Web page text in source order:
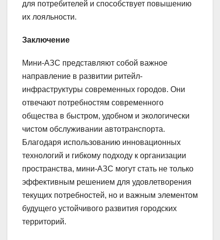
для потребителей и способствует повышению
их лояльности.
Заключение
Мини-АЗС представляют собой важное
направление в развитии ритейл-
инфраструктуры современных городов. Они
отвечают потребностям современного
общества в быстром, удобном и экологически
чистом обслуживании автотранспорта.
Благодаря использованию инновационных
технологий и гибкому подходу к организации
пространства, мини-АЗС могут стать не только
эффективным решением для удовлетворения
текущих потребностей, но и важным элементом
будущего устойчивого развития городских
территорий.